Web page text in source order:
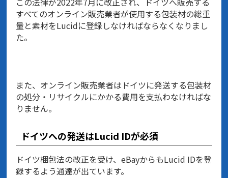
すべてのオンライン販売業者が使用する包装材の総重
量と素材をLucidに登録しなければならなくなりまし
た。
また、オンライン販売業者はドイツに発送する包装材
の処分・リサイクルにかかる費用を支払わなければな
りません。
ドイツへの発送はLucid IDが必須
ドイツ梱包法の改正を受け、eBayからもLucid IDを登
録するよう通達が出ています。